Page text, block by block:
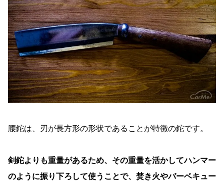
腰鉈は、刃が長方形の形状であることが特徴の鉈です。
剣鉈よりも重量があるため、その重量を活かしてハンマー
のように振り下ろして使うことで、焚き火やバーベキュー